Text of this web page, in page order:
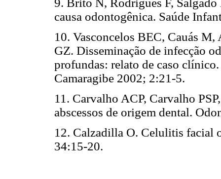
causa odontogênica. Saúde
10. Vasconcelos BEC, Cauás
GZ. Disseminação de infecção
profundas: relato de caso
Camaragibe 2002; 2:21-5.
11. Carvalho ACP, Carvalho
abscessos de origem dental.
12. Calzadilla O. Celulitis facial
34:15-20.